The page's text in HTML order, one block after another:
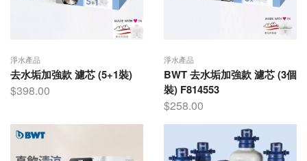
淨水產品
去水垢加強款 濾芯 (5+1裝)
$398.00
淨水產品
BWT 去水垢加強款 濾芯 (3個
裝) F814553
$258.00